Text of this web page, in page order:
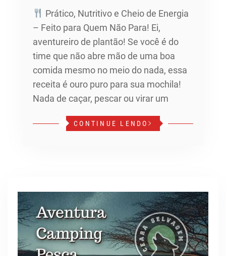
Prático, Nutritivo e Cheio de Energia
– Feito para Quem Não Para! Ei,
aventureiro de plantão! Se você é do
time que não abre mão de uma boa
comida mesmo no meio do nada, essa
receita é ouro puro para sua mochila!
Nada de caçar, pescar ou virar um
CONTINUE LENDO